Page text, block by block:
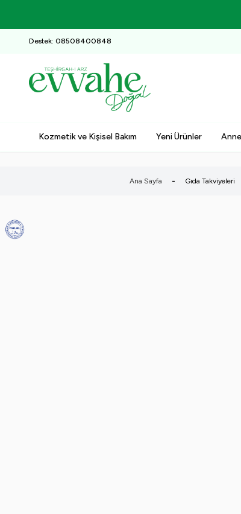
Destek: 08508400848
Kozmetik ve Kişisel Bakım Yeni Ürünler
Ana Sayfa - Gıda Takviyeleri